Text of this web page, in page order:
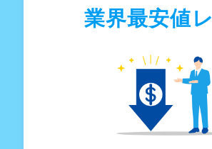
業界最安値